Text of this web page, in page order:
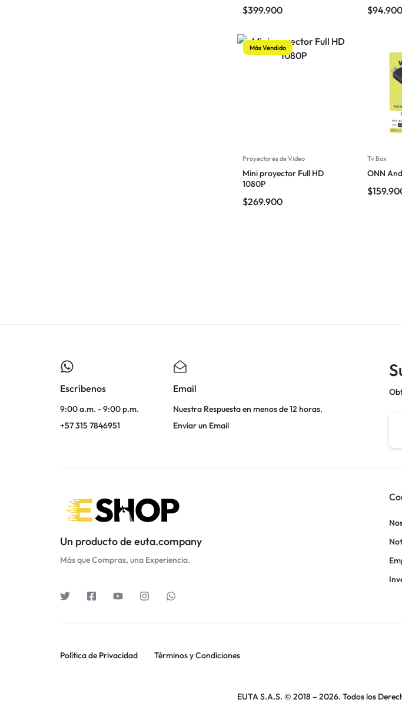
$399.900 $94.900
Más Vendido
Proyectores de Video
Mini proyector Full HD
1080P
$269.900
Tv Box
ONN
$
Escríbenos
9:00 a.m. - 9:00 p.m.
+57 315 7846951
Email
Nuestra Respuesta en menos de 12 horas.
Enviar un Email
Un producto de euta.company
Más que Compras, una Experiencia.
Política de Privacidad Términos y Condiciones
EUTA S.A.S. © 2018 – 2026. Todos los